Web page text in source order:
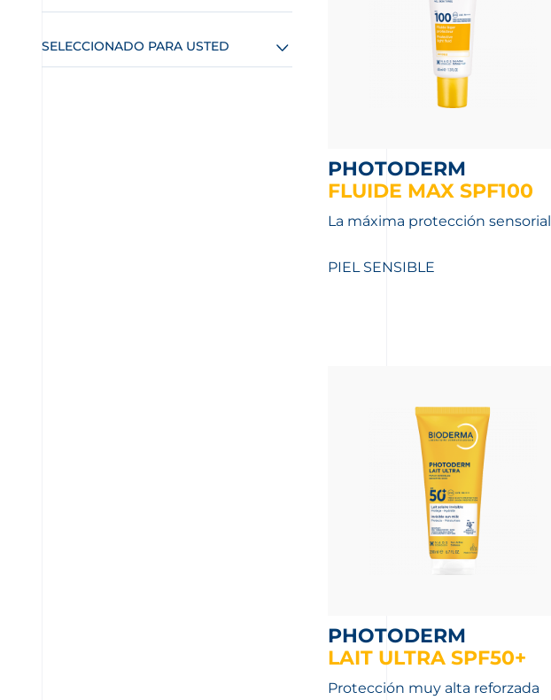
SELECCIONADO PARA USTED
PHOTODERM
FLUIDE MAX SPF100
La máxima protección sensorial
PIEL SENSIBLE
PHOTODERM
LAIT ULTRA SPF50+
Protección muy alta reforzada